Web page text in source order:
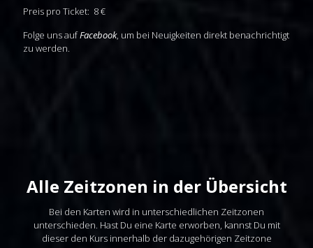
Preis pro Ticket: 8 €
Folge uns aufFacebook, um bei Neuigkeiten direkt benachrichtigt
zu werden.
Alle Zeitzonen in der Übersicht
Bei den Karten wird in unterschiedlichen Zeitzonen
unterschieden. Hast Du eine Karte erworben, kannst Du mit
dieser den Kurs innerhalb der dazugehörigen Zeitzone